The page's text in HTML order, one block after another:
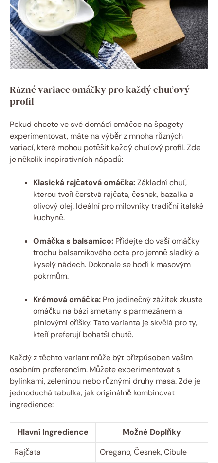
Různé variace omáčky pro každý chuťový
profil
Pokud chcete ve své domácí omáčce na špagety
experimentovat, máte na výběr z mnoha různých
variací, které mohou potěšit každý chuťový profil. Zde
je několik inspirativních nápadů:
Klasická rajčatová omáčka:Základní chuť,
kterou tvoří čerstvá rajčata, česnek, bazalka a
olivový olej. Ideální pro milovníky tradiční italské
kuchyně.
Omáčka s balsamico: Přidejte do vaší omáčky
trochu balsamikového octa pro jemně sladký a
kyselý nádech. Dokonale se hodí k masovým
pokrmům.
Krémová omáčka: Pro jedinečný zážitek zkuste
omáčku na bázi smetany s parmezánem a
piniovými oříšky. Tato varianta je skvělá pro ty,
kteří preferují bohatší chutě.
Každý z těchto variant může být přizpůsoben vašim
osobním preferencím. Můžete experimentovat s
bylinkami, zeleninou nebo různými druhy masa. Zde je
jednoduchá tabulka, jak originálně kombinovat
ingredience:
Hlavní Ingredience
Možné Doplňky
Rajčata
Oregano, Česnek, Cibule